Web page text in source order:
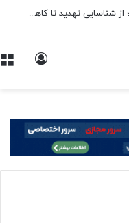
روش‌های جلوگیری از حملات Zero-Day؛ از شناسایی تهدید تا کاهش ریسک